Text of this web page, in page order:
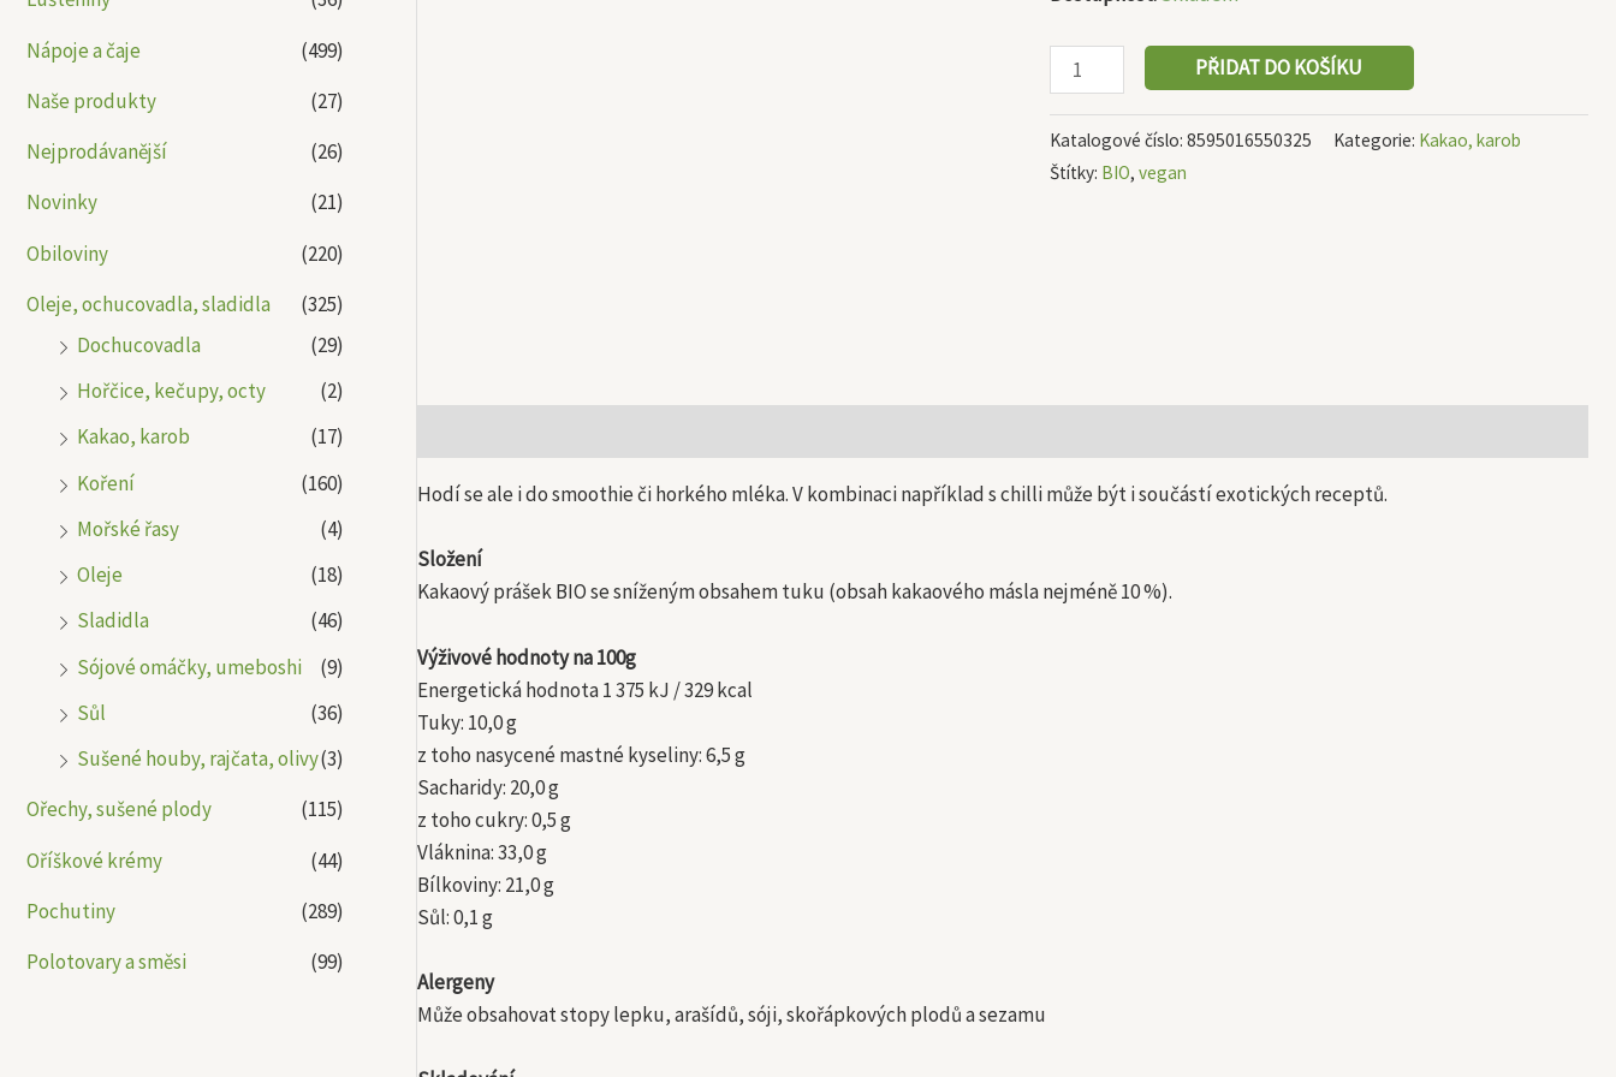
Nápoje a čaje
(499)
Naše produkty
(27)
Nejprodávanější
(26)
Novinky
(21)
Obiloviny
(220)
Oleje, ochucovadla, sladidla
(325)
Dochucovadla
(29)
Hořčice, kečupy, octy
(2)
Kakao, karob
(17)
Koření
(160)
Mořské řasy
(4)
Oleje
(18)
Sladidla
(46)
Sójové omáčky, umeboshi
(9)
Sůl
(36)
Sušené houby, rajčata, olivy(3)
Ořechy, sušené plody
(115)
Oříškové krémy
(44)
Pochutiny
(289)
Polotovary a směsi
(99)
PŘIDAT DO KOŠÍKU
Katalogové číslo: 8595016550325 Kategorie: Kakao, karob
Štítky: BIO, vegan
Hodí se ale i do smoothie či horkého mléka. V kombinaci například s chilli může být i součástí exotických receptů.
Složení
Kakaový prášek BIO se sníženým obsahem tuku (obsah kakaového másla nejméně 10 %).
Výživové hodnoty na 100g
Energetická hodnota 1 375 kJ / 329 kcal
Tuky: 10,0 g
z toho nasycené mastné kyseliny: 6,5 g
Sacharidy: 20,0 g
z toho cukry: 0,5 g
Vláknina: 33,0 g
Bílkoviny: 21,0 g
Sůl: 0,1 g
Alergeny
Může obsahovat stopy lepku, arašídů, sóji, skořápkových plodů a sezamu